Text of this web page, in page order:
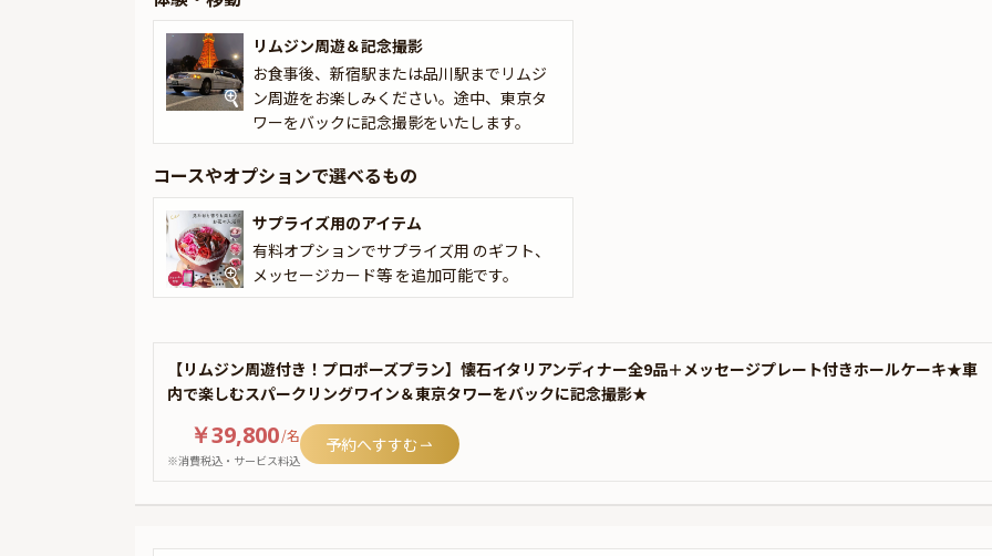
リムジン周遊＆記念撮影
お食事後、新宿駅または品川駅までリムジ
ン周遊をお楽しみください。途中、東京タ
ワーをバックに記念撮影をいたします。
コースやオプションで選べるもの
サプライズ用のアイテム
有料オプションでサプライズ用 のギフト、
メッセージカード等 を追加可能です。
【リムジン周遊付き！プロポーズプラン】懐石イタリアンディナー全9品＋メッセージプレート付きホールケーキ★車
内で楽しむスパークリングワイン＆東京タワーをバックに記念撮影★
￥39,800/名
※消費税込・サービス料込
予約へすすむ